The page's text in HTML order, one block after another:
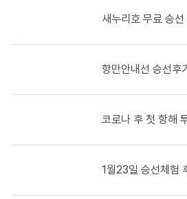
새누리호 무료 승
항만안내선 승선후
코로나 후 첫 항해
1월23일 승선체험